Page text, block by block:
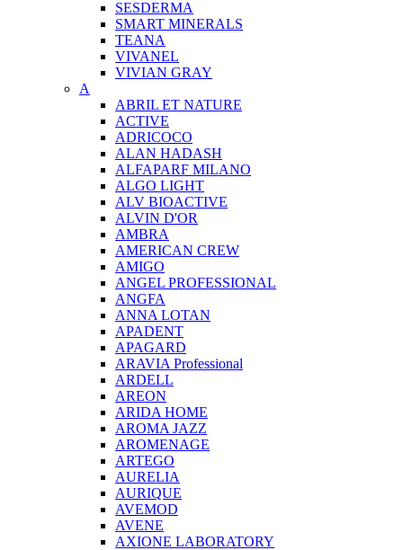
SESDERMA
SMART MINERALS
TEANA
VIVANEL
VIVIAN GRAY
A
ABRIL ET NATURE
ACTIVE
ADRICOCO
ALAN HADASH
ALFAPARF MILANO
ALGO LIGHT
ALV BIOACTIVE
ALVIN D'OR
AMBRA
AMERICAN CREW
AMIGO
ANGEL PROFESSIONAL
ANGFA
ANNA LOTAN
APADENT
APAGARD
ARAVIA Professional
ARDELL
AREON
ARIDA HOME
AROMA JAZZ
AROMENAGE
ARTEGO
AURELIA
AURIQUE
AVEMOD
AVENE
AXIONE LABORATORY